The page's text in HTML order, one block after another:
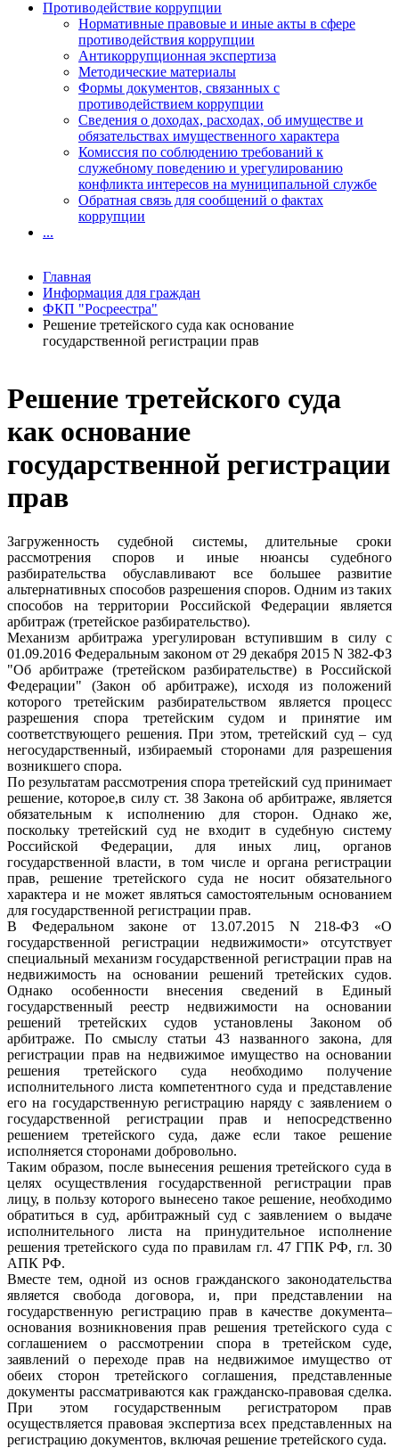
Решение третейского суда
как основание
государственной регистрации
прав
Загруженность судебной системы, длительные сроки
рассмотрения споров и иные нюансы судебного
разбирательства обуславливают все большее развитие
альтернативных способов разрешения споров. Одним из таких
способов на территории Российской Федерации является
арбитраж (третейское разбирательство).
Механизм арбитража урегулирован вступившим в силу с
01.09.2016 Федеральным законом от 29 декабря 2015 N 382-ФЗ
"Об арбитраже (третейском разбирательстве) в Российской
Федерации" (Закон об арбитраже), исходя из положений
которого третейским разбирательством является процесс
разрешения спора третейским судом и принятие им
соответствующего решения. При этом, третейский суд – суд
негосударственный, избираемый сторонами для разрешения
возникшего спора.
По результатам рассмотрения спора третейский суд принимает
решение, которое,в силу ст. 38 Закона об арбитраже, является
обязательным к исполнению для сторон. Однако же,
поскольку третейский суд не входит в судебную систему
Российской Федерации, для иных лиц, органов
государственной власти, в том числе и органа регистрации
прав, решение третейского суда не носит обязательного
характера и не может являться самостоятельным основанием
для государственной регистрации прав.
В Федеральном законе от 13.07.2015 N 218-ФЗ «О
государственной регистрации недвижимости» отсутствует
специальный механизм государственной регистрации прав на
недвижимость на основании решений третейских судов.
Однако особенности внесения сведений в Единый
государственный реестр недвижимости на основании
решений третейских судов установлены Законом об
арбитраже. По смыслу статьи 43 названного закона, для
регистрации прав на недвижимое имущество на основании
решения третейского суда необходимо получение
исполнительного листа компетентного суда и представление
его на государственную регистрацию наряду с заявлением о
государственной регистрации прав и непосредственно
решением третейского суда, даже если такое решение
исполняется сторонами добровольно.
Таким образом, после вынесения решения третейского суда в
целях осуществления государственной регистрации прав
лицу, в пользу которого вынесено такое решение, необходимо
обратиться в суд, арбитражный суд с заявлением о выдаче
исполнительного листа на принудительное исполнение
решения третейского суда по правилам гл. 47 ГПК РФ, гл. 30
АПК РФ.
Вместе тем, одной из основ гражданского законодательства
является свобода договора, и, при представлении на
государственную регистрацию прав в качестве документа–
основания возникновения прав решения третейского суда с
соглашением о рассмотрении спора в третейском суде,
заявлений о переходе прав на недвижимое имущество от
обеих сторон третейского соглашения, представленные
документы рассматриваются как гражданско-правовая сделка.
При этом государственным регистратором прав
осуществляется правовая экспертиза всех представленных на
регистрацию документов, включая решение третейского суда.
Противодействие коррупции
Нормативные правовые и иные акты в сфере
противодействия коррупции
Антикоррупционная экспертиза
Методические материалы
Формы документов, связанных с
противодействием коррупции
Сведения о доходах, расходах, об имуществе и
обязательствах имущественного характера
Комиссия по соблюдению требований к
служебному поведению и урегулированию
конфликта интересов на муниципальной службе
Обратная связь для сообщений о фактах
коррупции
...
Главная
Информация для граждан
ФКП "Росреестра"
Решение третейского суда как основание
государственной регистрации прав